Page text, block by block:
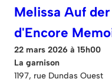
Melissa Auf
d'Encore
22 mars 2026 à 15h00
La garnison
1197, rue Dundas Ouest